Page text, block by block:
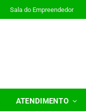
Sala do Empreendedor
ATENDIMENTO